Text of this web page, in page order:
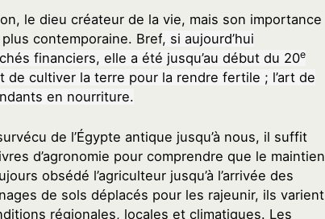
le dieu créateur de la vie, mais son importance
contemporaine. Bref, si aujourd’hui
financiers, elle a été jusqu’au début du 20e
de cultiver la terre pour la rendre fertile ; l’art de
en nourriture.
de l’Égypte antique jusqu’à nous, il suffit
d’agronomie pour comprendre que le maintien
obsédé l’agriculteur jusqu’à l’arrivée des
de sols déplacés pour les rajeunir, ils varient
régionales, locales et climatiques. Les